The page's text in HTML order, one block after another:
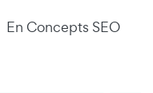
En Concepts SEO